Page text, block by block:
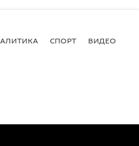
СПОРТ ВИДЕО